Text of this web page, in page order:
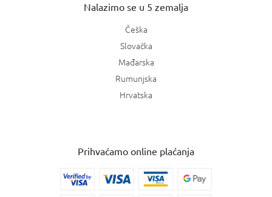
Nalazimo se u 5 zemalja
Češka
Slovačka
Mađarska
Rumunjska
Hrvatska
Prihvaćamo online plaćanja